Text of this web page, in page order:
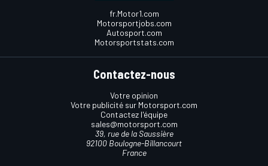
fr.Motor1.com
Motorsportjobs.com
Autosport.com
Motorsportstats.com
Contactez-nous
Votre opinion
Votre publicité sur Motorsport.com
Contactez l'équipe
sales@motorsport.com
39, rue de la Saussière
92100 Boulogne-Billancourt
France